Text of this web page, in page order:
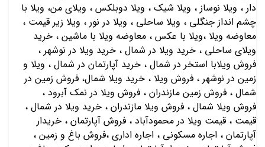
دار ، ویلا نوساز ، ویلا شیک ، ویلا دوبلکس ، ویلای من، ویلا با
چشم انداز جنگلی ، ویلا ساحلی ، ویلا در نور ، ویلا زیر قیمت ،
معاوضه ویلا ،ویلا با عکس ، معاوضه ویلا با ماشین ، خريد
ويلاي ساحلي ، خريد ويلا در شمال ، خريد ويلا در نوشهر ،
فروش ويلابا استخر در شمال ، خريد آپارتمان در شمال ، ويلا و
زمين در نوشهر ، فروش ويلا ، خريد ويلا شمال، فروش زمين در
شمال ، فروش زمين مازندران ، فروش ويلا در نمك آبرود ،
فروش ويلا شمال ، فروش ويلا مازندران ، خريد ويلا در شمال ،
قیمت ، قیمت ویلا در محمودآباد ، فروش آپارتمان ، خريدار
آپارتمان ، اجاره مسكوني ، اجاره اداري ،فروش باغ و زمين ،